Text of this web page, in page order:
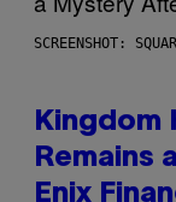
SCREENSHOT:
Kingdom
Remains
Enix